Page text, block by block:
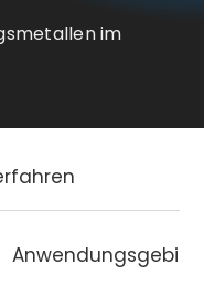
im